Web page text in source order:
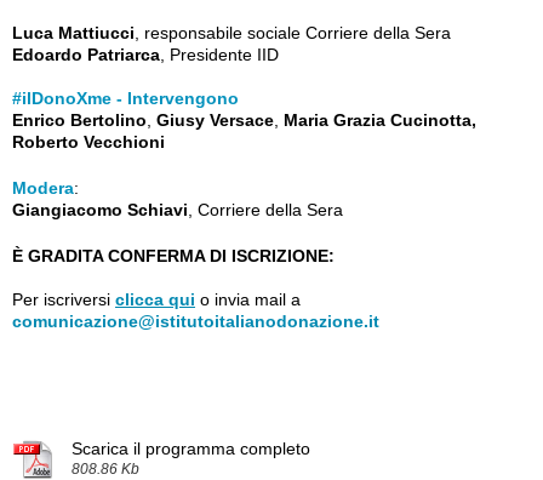
Luca Mattiucci , responsabile sociale Corriere della Sera
Edoardo Patriarca , Presidente IID
#ilDonoXme - Intervengono
Enrico Bertolino Giusy Versace Maria Grazia Cucinotta,
Roberto Vecchioni
Modera:
Giangiacomo Schiavi , Corriere della Sera
È GRADITA CONFERMA DI ISCRIZIONE:
Per iscriversi clicca qui o invia mail a
comunicazione@istitutoitalianodonazione.it
Scarica il programma completo
808.86 Kb